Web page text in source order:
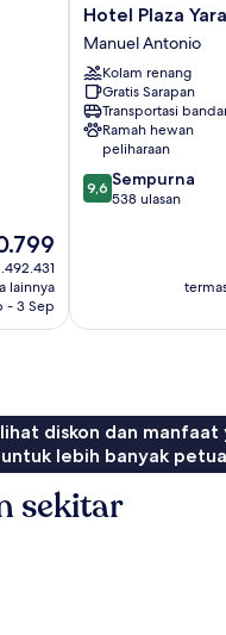
lainnya
- 3 Sep
Hotel
Plaza
Yara
Manuel
Antonio
Hotel Plaza Yara
Manuel Antonio
Kolam renang
Gratis Sarapan
Transportasi
Ramah hewan
peliharaan
9.6
dari
9,6 Sempurna
538 ulasan
diskon dan
lebih banyak
sekitar